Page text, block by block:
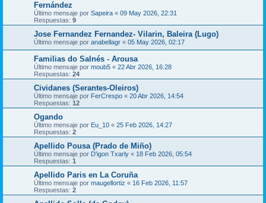
Fernández
Último mensaje por Sapeira « 09 May 2026, 22:31
Respuestas: 9
Jose Fernandez Fernandez- Vilarin, Baleira (Lugo)
Último mensaje por anabellagr « 05 May 2026, 02:17
Familias do Salnés - Arousa
Último mensaje por moub5 « 22 Abr 2026, 16:28
Respuestas: 24
Cividanes (Serantes-Oleiros)
Último mensaje por FerCrespo « 20 Abr 2026, 14:54
Respuestas: 12
Ogando
Último mensaje por Eu_10 « 25 Feb 2026, 14:27
Respuestas: 2
Apellido Pousa (Prado de Miño)
Último mensaje por D'igon Txarly « 18 Feb 2026, 05:54
Respuestas: 1
Apellido Paris en La Coruña
Último mensaje por maugellortiz « 16 Feb 2026, 11:57
Respuestas: 2